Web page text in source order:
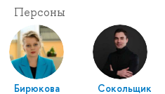
Персоны
Бирюкова
Сокольщик